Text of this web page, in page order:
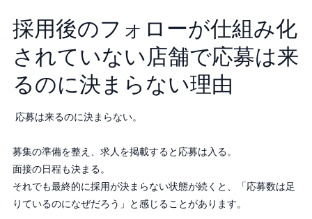
採用後のフォローが仕組み化
されていない店舗で応募は来
るのに決まらない理由
応募は来るのに決まらない。
募集の準備を整え、求人を掲載すると応募は入る。
面接の日程も決まる。
それでも最終的に採用が決まらない状態が続くと、「応募数は足
りているのになぜだろう」と感じることがあります。